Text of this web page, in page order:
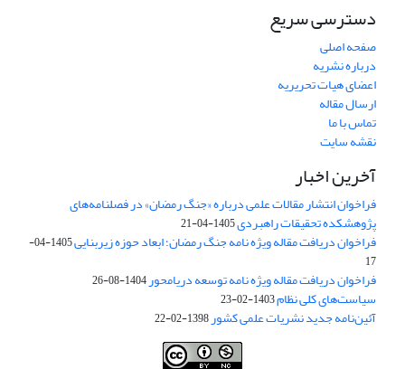
دسترسی سریع
صفحه اصلی
درباره نشریه
اعضای هیات تحریریه
ارسال مقاله
تماس با ما
نقشه سایت
آخرین اخبار
فراخوان انتشار مقالات علمی درباره «جنگ رمضان» در فصلنامه‌های
پژوهشکده تحقیقات راهبردی1405-04-21
فراخوان دریافت مقاله ویژه نامه جنگ رمضان؛ ابعاد حوزه زیربنایی
1405-04-
17
فراخوان دریافت مقاله ویژه نامه توسعه دریامحور1404-08-26
سیاست‌های کلی نظام1403-02-23
آئین‌نامه جدید نشریات علمی کشور1398-02-22